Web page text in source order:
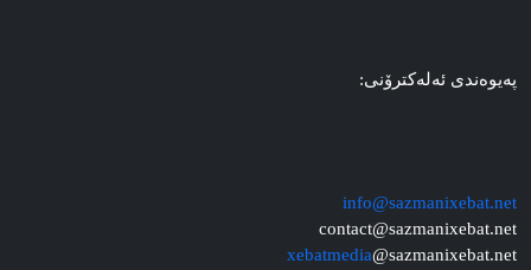
په‌یوه‌ندی ئه‌له‌کترۆنی:
info@sazmanixebat.net
contact@sazmanixebat.net
xebatmedia@sazmanixebat.net